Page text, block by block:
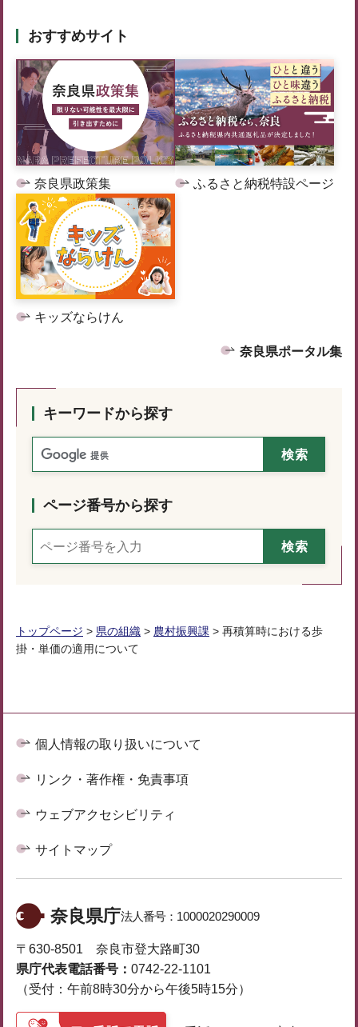
おすすめサイト
奈良県政策集 ふるさと納税特設ページ
キッズならけん
奈良県ポータル集
キーワードから探す
ページ番号から探す
トップページ > 県の組織 > 農村振興課 > 再積算時における歩
掛・単価の適用について
個人情報の取り扱いについて
リンク・著作権・免責事項
ウェブアクセシビリティ
サイトマップ
奈良県庁法人番号： 1000020290009
〒630-8501 奈良市登大路町30
県庁代表電話番号： 0742-22-1101
（受付：午前8時30分から午後5時15分）